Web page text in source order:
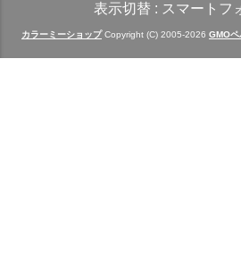
表示切替 : スマートフ
カラーミーショップ Copyright (C) 2005-2026 GMOペ